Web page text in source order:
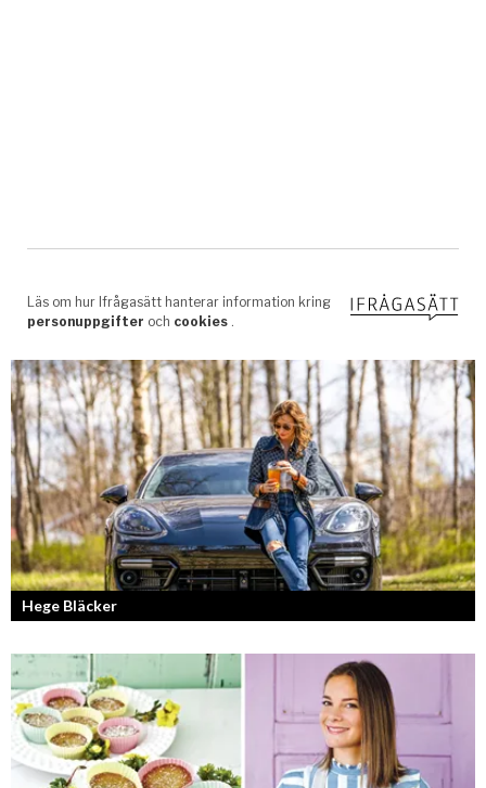
Hege Bläcker
Bilfantast, influencer och en av Lidköpings mest framgångsrika
företagare.